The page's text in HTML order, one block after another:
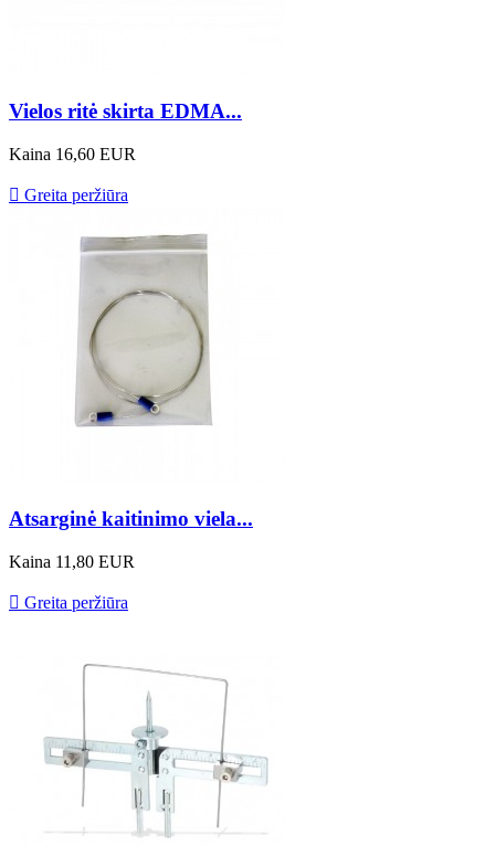
Vielos ritė skirta EDMA...
Kaina 16,60 EUR
 Greita peržiūra
Atsarginė kaitinimo viela...
Kaina 11,80 EUR
 Greita peržiūra